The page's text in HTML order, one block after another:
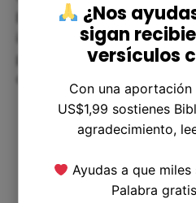
Es importante recordar
importantes en nuestra
persona contribuye de
¿Nos
sigan
versículos
Con una aportación
US$1,99 sostienes
agradecimiento,
Ayudas a que
Palabra